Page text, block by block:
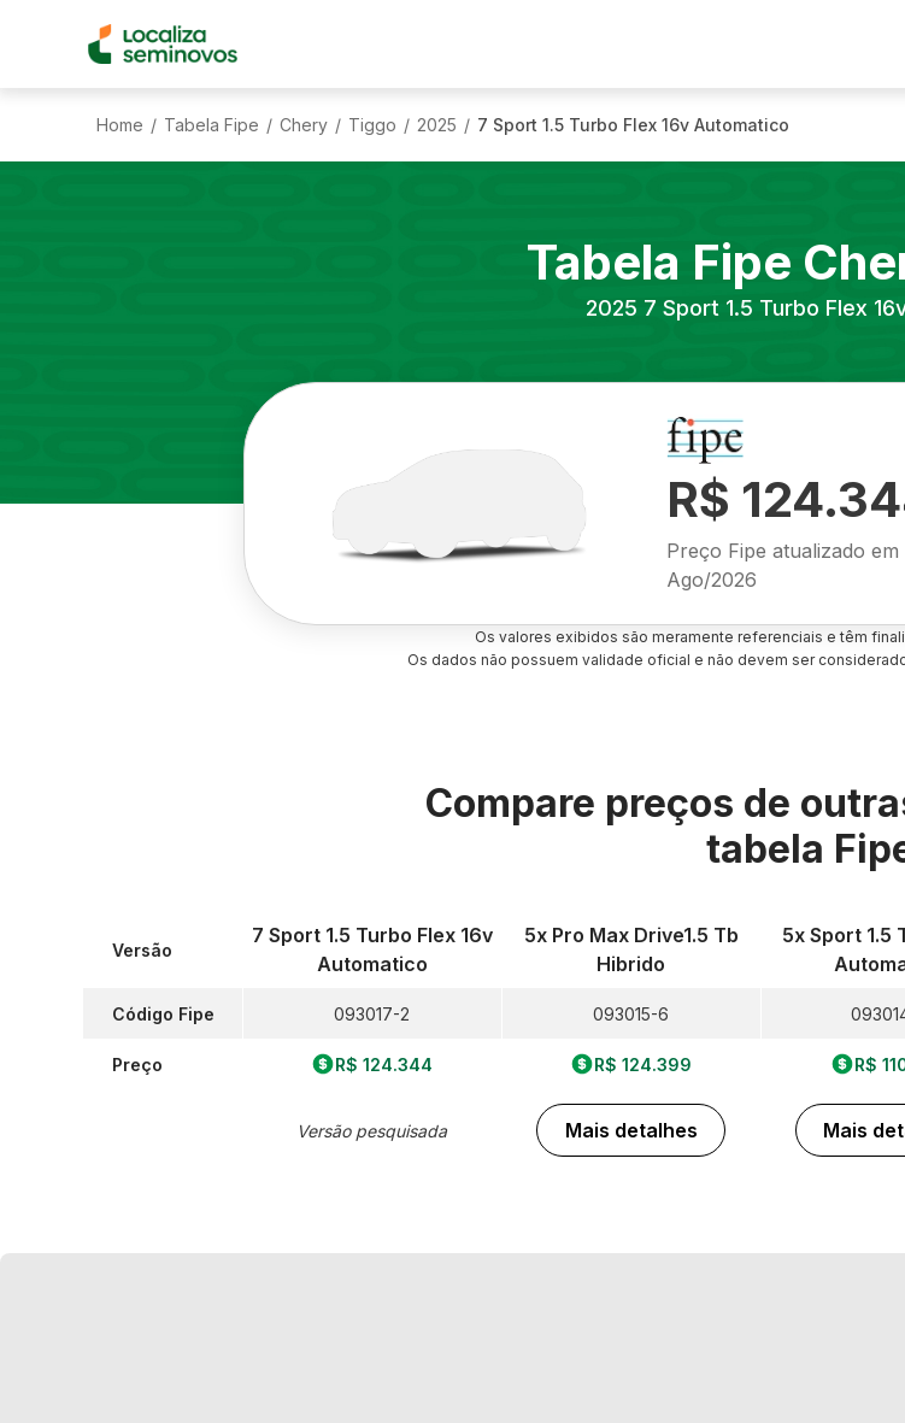
Home / Tabela Fipe / Chery / Tiggo / 2025 / 7 Sport 1.5 Turbo Flex 16v Automatico
Tabela Fipe
2025 7 Sport 1.5 Turbo Flex
R$
Preço Fipe atualizado em
Ago/2026
Os valores exibidos são meramente referenciais e têm
Os dados não possuem validade oficial e não devem ser
Compare preços de
tabela
Versão
Código Fipe
Preço
7 Sport 1.5 Turbo Flex 16v
Automatico
093017-2
R$ 124.344
Versão pesquisada
5x Pro Max Drive1.5 Tb
Hibrido
093015-6
R$ 124.399
Mais detalhes
5x Sport 1.5
R$
Mais